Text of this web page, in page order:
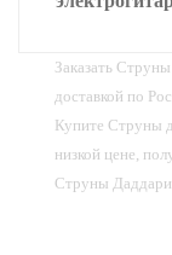
Заказать
доставкой по
Купите Струны
низкой цене,
Струны